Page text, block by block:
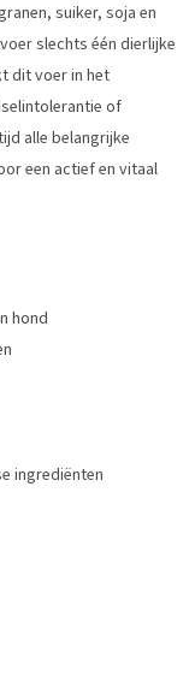
suiker, soja en
slechts één dierlijke
dit voer in het
of
alle belangrijke
een actief en vitaal
hond
ingrediënten